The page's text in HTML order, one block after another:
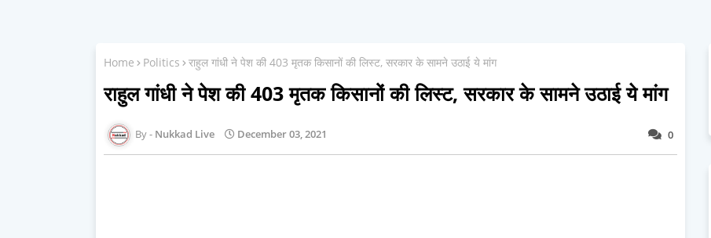
Home Politics राहुल गांधी ने पेश की 403 मृतक किसानों की लिस्ट, सरकार के सामने उठाई ये मांग
राहुल गांधी ने पेश की 403 मृतक किसानों की लिस्ट, सरकार के सामने उठाई ये मांग
0
Nukkad Live December 03, 2021